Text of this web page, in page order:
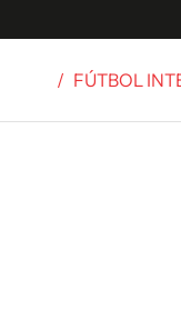
/ FÚTBOL